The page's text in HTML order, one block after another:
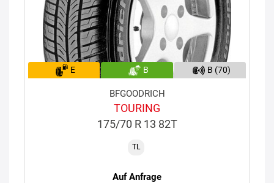
E B B (70)
BFGOODRICH
TOURING
175/70 R 13 82T
TL
Auf Anfrage